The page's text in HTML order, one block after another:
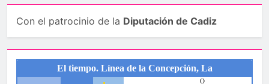
Con el patrocinio de la Diputación de Cadiz